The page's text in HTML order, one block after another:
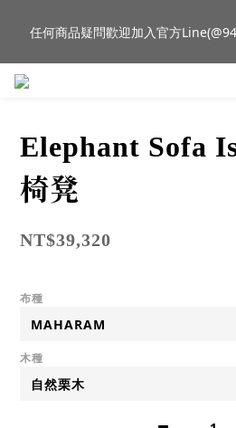
群門市展示
任何商品疑問歡迎加入官方
新品到貨｜日本燈具品牌 Ambientec
Elephant Sofa
椅凳
NT$39,320
布種
木種